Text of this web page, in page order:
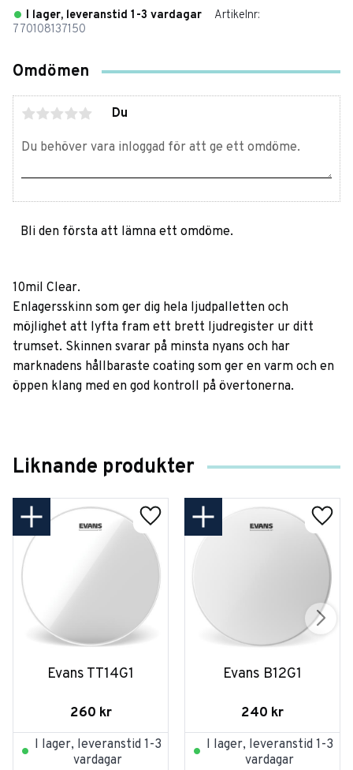
I lager, leveranstid 1-3 vardagar
Artikelnr
770108137150
Omdömen
Du
Bli den första att lämna ett omdöme.
10mil Clear.
Enlagersskinn som ger dig hela ljudpalletten och
möjlighet att lyfta fram ett brett ljudregister ur ditt
trumset. Skinnen svarar på minsta nyans och har
marknadens hållbaraste coating som ger en varm och en
öppen klang med en god kontroll på övertonerna.
Liknande produkter
Evans TT14G1
260 kr
I lager, leveranstid 1-3
vardagar
Evans B12G1
240 kr
I lager, leveranstid 1-3
vardagar